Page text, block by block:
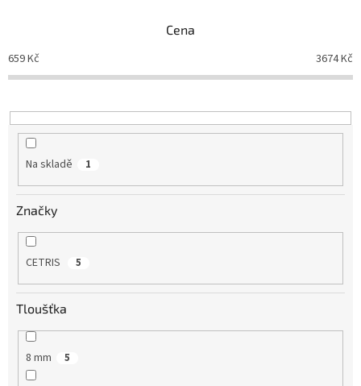
o
d
k
t
Cena
659Kč 3674Kč
Na skladě 1
Značky
CETRIS 5
Tloušťka
8 mm 5